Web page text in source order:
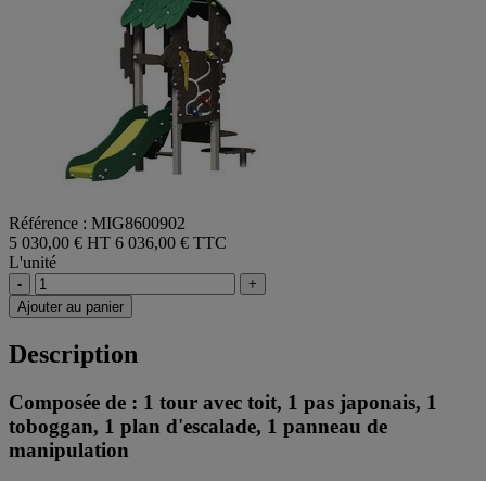
Référence : MIG8600902
5 030,00 € HT 6 036,00 € TTC
L'unité
-
+
Ajouter au panier
Description
Composée de : 1 tour avec toit, 1 pas japonais, 1
toboggan, 1 plan d'escalade, 1 panneau de
manipulation